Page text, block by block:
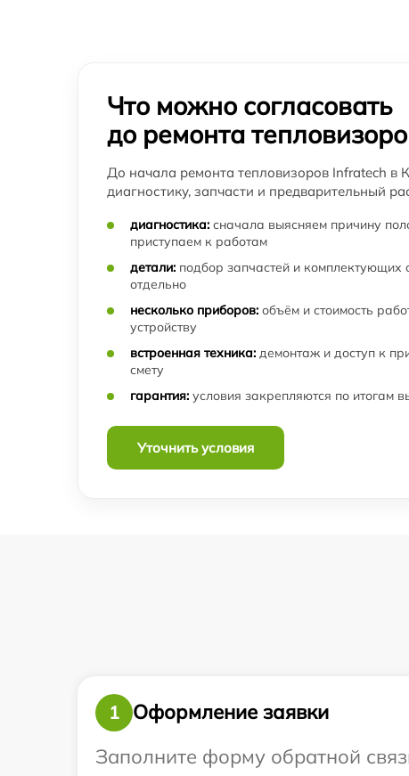
Ремонт датчика синхроимпульсов
Ремонт оптики тепловизора Infratech
Infratech
Замена CORE тепловизора Infratech
Ремонт контроллеров тепловизора Infratech
Ремонт электронно-лучевой трубки
тепловизора Infratech
Замена объективов с улучшением
характеристик тепловизора Infratech
Замена шим контроллера тепловизора
Infratech
Что можно согласовать
до ремонта
До начала ремонта тепловизоров Infratech в
диагностику, запчасти и предварительный
диагностика: сначала выясняем причину
приступаем к работам
детали: подбор запчастей и комплектующих
отдельно
несколько приборов: объём и стоимость
устройству
встроенная техника: демонтаж и доступ к
смету
гарантия: условия закрепляются по итогам
Уточнить условия
1
Оформление заявки
Заполните форму обратной